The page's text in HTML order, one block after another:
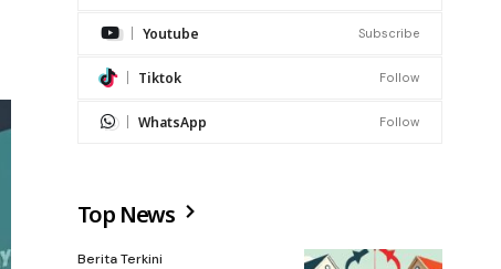
Youtube Subscribe
Tiktok Follow
WhatsApp Follow
Top News
Berita Terkini